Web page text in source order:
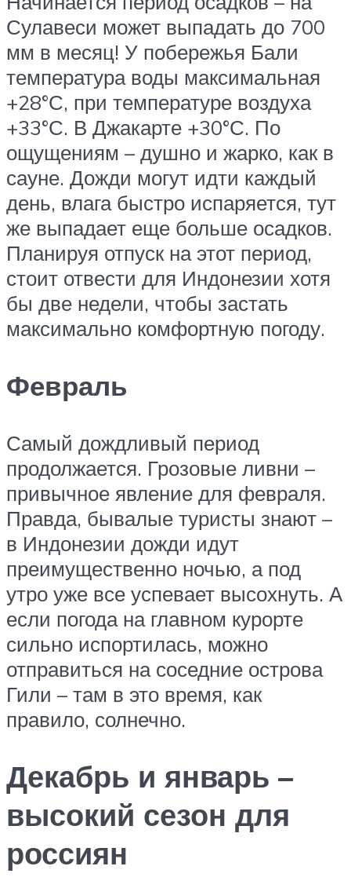
Сулавеси может выпадать до 700
мм в месяц! У побережья Бали
температура воды максимальная
+28°С, при температуре воздуха
+33°С. В Джакарте +30°С. По
ощущениям – душно и жарко, как в
сауне. Дожди могут идти каждый
день, влага быстро испаряется, тут
же выпадает еще больше осадков.
Планируя отпуск на этот период,
стоит отвести для Индонезии хотя
бы две недели, чтобы застать
максимально комфортную погоду.
Февраль
Самый дождливый период
продолжается. Грозовые ливни –
привычное явление для февраля.
Правда, бывалые туристы знают –
в Индонезии дожди идут
преимущественно ночью, а под
утро уже все успевает высохнуть. А
если погода на главном курорте
сильно испортилась, можно
отправиться на соседние острова
Гили – там в это время, как
правило, солнечно.
Декабрь и январь –
высокий сезон для
россиян